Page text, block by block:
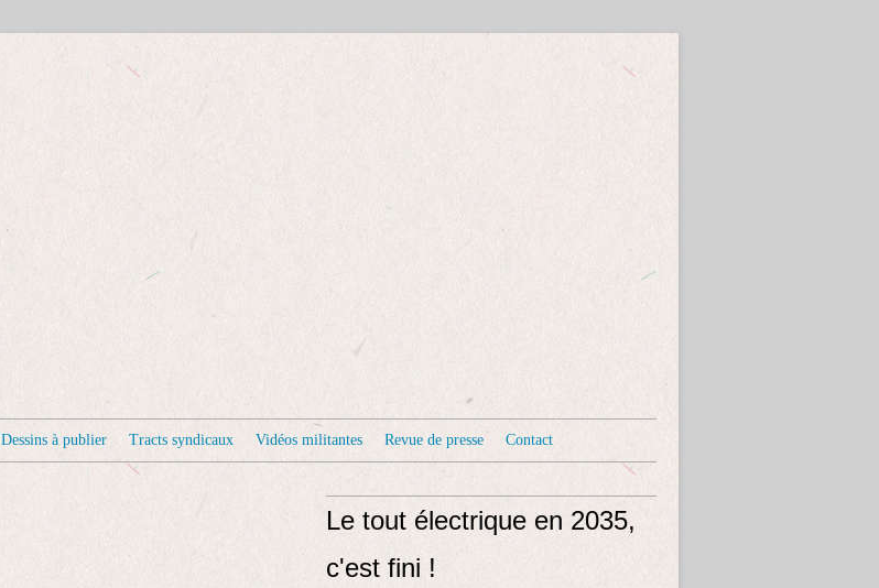
Dessins à publier Tracts syndicaux Vidéos militantes Revue de presse Contact
Le tout électrique en 2035,
c'est fini !